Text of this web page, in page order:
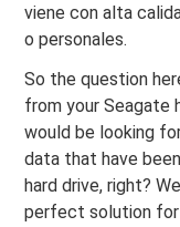
viene con alta
o personales.
So the question
from your Seagate
would be looking
data that have
hard drive, right?
perfect solution for